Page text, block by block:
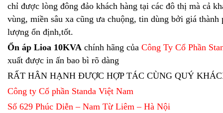
chỉ được lòng đông đảo khách hàng tại các đô thị mà cả
vùng, miền sâu xa cũng ưa chuộng, tin dùng bởi giá thành
lượng ổn định,tốt.
Ổn áp Lioa 10KVA chính hãng của Công Ty Cổ Phần
xuất được in ấn bao bì rõ dàng
RẤT HÂN HẠNH ĐƯỢC HỢP TÁC CÙNG QUÝ
Công ty Cổ phần Standa Việt Nam
Số 629 Phúc Diễn – Nam Từ Liêm – Hà Nội